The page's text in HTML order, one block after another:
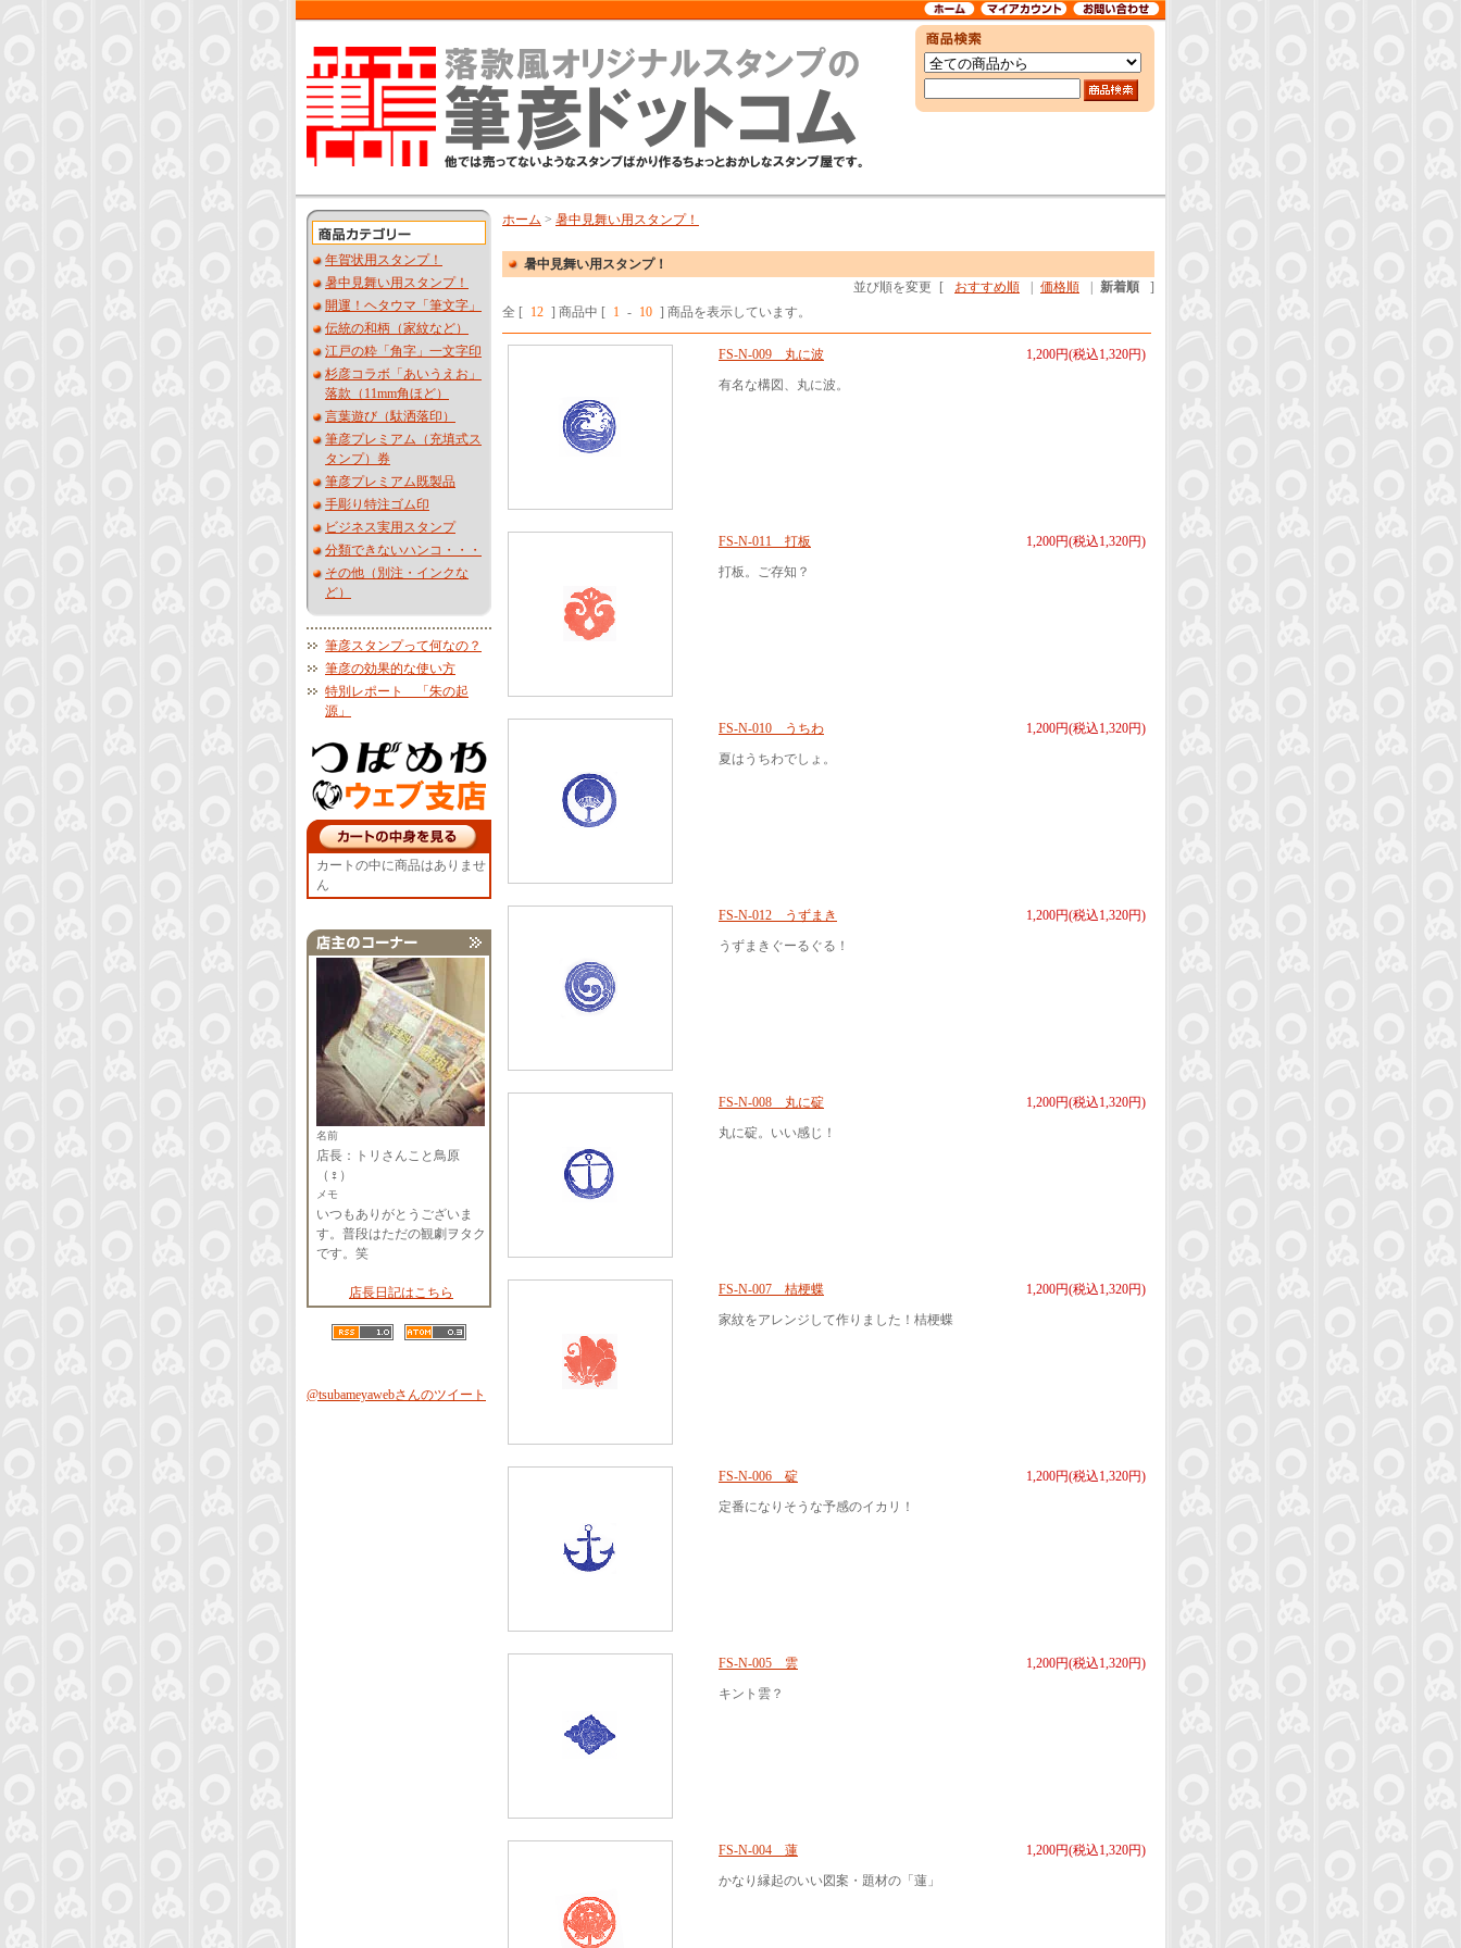
年賀状用スタンプ！
暑中見舞い用スタンプ！
開運！ヘタウマ「筆文字」
伝統の和柄（家紋など）
江戸の粋「角字」一文字印
杉彦コラボ「あいうえお」
落款（11mm角ほど）
言葉遊び（駄洒落印）
筆彦プレミアム（充填式ス
タンプ）券
筆彦プレミアム既製品
手彫り特注ゴム印
ビジネス実用スタンプ
分類できないハンコ・・・
その他（別注・インクな
ど）
筆彦スタンプって何なの？
筆彦の効果的な使い方
特別レポート 「朱の起
源」
カートの中に商品はありませ
ん
名前
店長：トリさんこと鳥原
（♀）
メモ
いつもありがとうございま
す。普段はただの観劇ヲタク
です。笑
店長日記はこちら
@tsubameyawebさんのツイート
ホーム > 暑中見舞い用スタンプ！
暑中見舞い用スタンプ！
並び順を変更
[ おすすめ順 価格順 新着順
]
全 [ 12 ] 商品中 [ 1 - 10 ] 商品を表示しています。
1,200円(税込1,320円)
FS-N-009 丸に波
有名な構図、丸に波。
1,200円(税込1,320円)
FS-N-011 打板
打板。ご存知？
1,200円(税込1,320円)
FS-N-010 うちわ
夏はうちわでしょ。
1,200円(税込1,320円)
FS-N-012 うずまき
うずまきぐーるぐる！
1,200円(税込1,320円)
FS-N-008 丸に碇
丸に碇。いい感じ！
1,200円(税込1,320円)
FS-N-007 桔梗蝶
家紋をアレンジして作りました！桔梗蝶
1,200円(税込1,320円)
FS-N-006 碇
定番になりそうな予感のイカリ！
1,200円(税込1,320円)
FS-N-005 雲
キント雲？
1,200円(税込1,320円)
FS-N-004 蓮
かなり縁起のいい図案・題材の「蓮」